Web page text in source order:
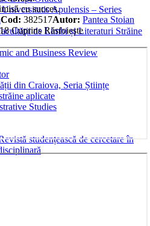
Apulensis – Series
de Limbi și Literaturi Străine
and Business Review
din Craiova, Seria Științe
aplicate
Studies
studențească de cercetare în
cu succes.
Cod: 382517Autor: Pantea Stoian
CuprinsRăsfoiește